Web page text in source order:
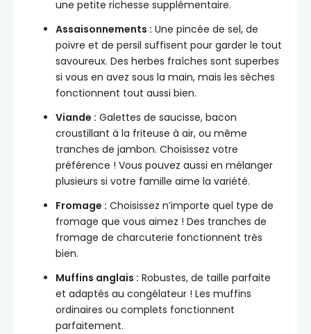
une petite richesse supplémentaire.
Assaisonnements : Une pincée de sel, de
poivre et de persil suffisent pour garder le tout
savoureux. Des herbes fraîches sont superbes
si vous en avez sous la main, mais les sèches
fonctionnent tout aussi bien.
Viande : Galettes de saucisse, bacon
croustillant à la friteuse à air, ou même
tranches de jambon. Choisissez votre
préférence ! Vous pouvez aussi en mélanger
plusieurs si votre famille aime la variété.
Fromage : Choisissez n’importe quel type de
fromage que vous aimez ! Des tranches de
fromage de charcuterie fonctionnent très
bien.
Muffins anglais : Robustes, de taille parfaite
et adaptés au congélateur ! Les muffins
ordinaires ou complets fonctionnent
parfaitement.